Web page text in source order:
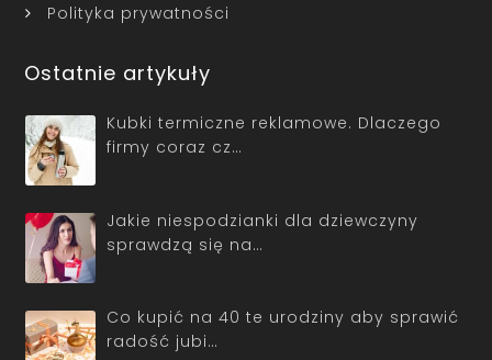
Polityka prywatności
Ostatnie artykuły
Kubki termiczne reklamowe. Dlaczego
firmy coraz cz…
Jakie niespodzianki dla dziewczyny
sprawdzą się na…
Co kupić na 40 te urodziny aby sprawić
radość jubi…